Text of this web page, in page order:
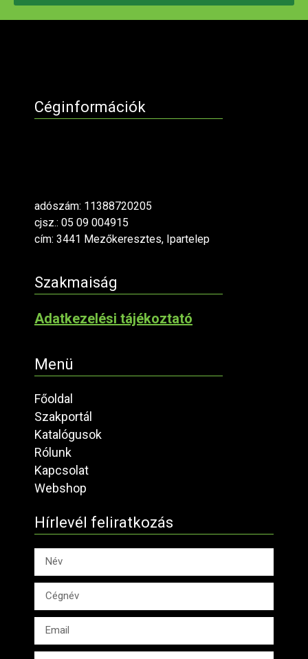
Céginformációk
adószám: 11388720205
cjsz.: 05 09 004915
cím: 3441 Mezőkeresztes, Ipartelep
Szakmaiság
Adatkezelési tájékoztató
Menü
Főoldal
Szakportál
Katalógusok
Rólunk
Kapcsolat
Webshop
Hírlevél feliratkozás